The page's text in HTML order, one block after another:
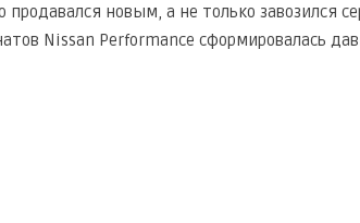
продавался новым, а не только завозился
Nissan Performance сформировалась